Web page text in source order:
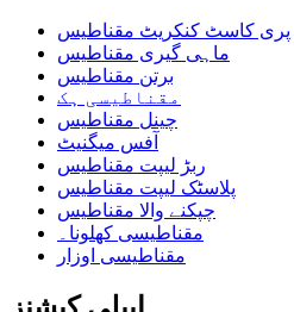
پری کاسٹ کنکریٹ مقناطیس
ماہی گیری مقناطیس
برتن مقناطیس
مقناطیسی ہک
چینل مقناطیس
آفس میگنیٹ
ربڑ لیپت مقناطیس
پلاسٹک لیپت مقناطیس
چپکنے والا مقناطیس
مقناطیسی کھلونا۔
مقناطیسی اوزار